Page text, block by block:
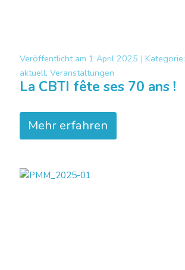
Veröffentlicht am 1 April 2025 | Kategorie:
aktuell, Veranstaltungen
La CBTI fête ses 70 ans !
Mehr erfahren